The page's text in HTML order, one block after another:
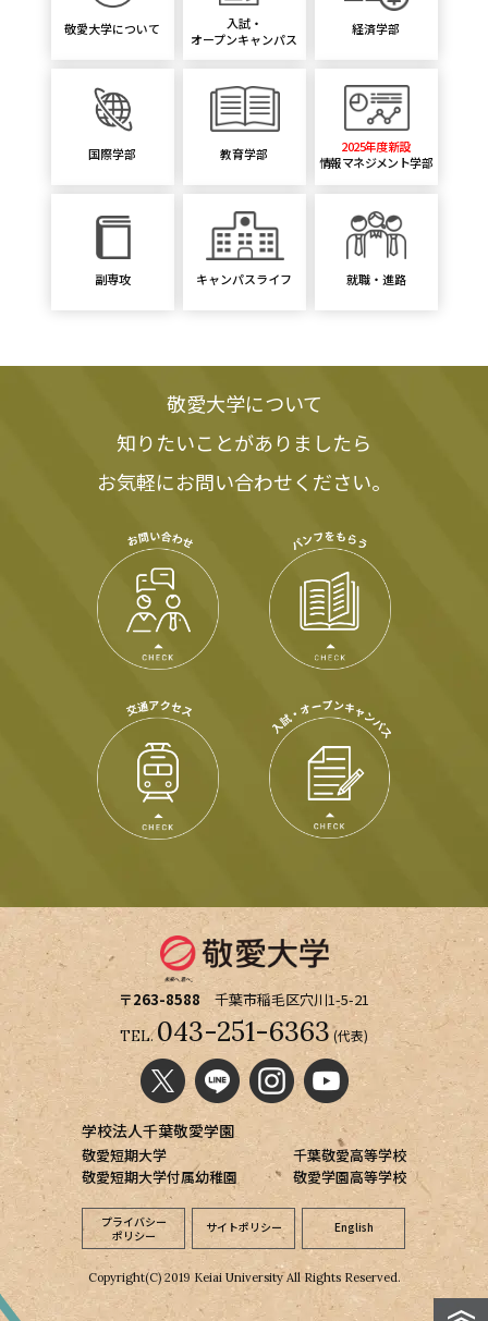
敬愛大学について
入試・
オープンキャンパス
経済学部
国際学部 教育学部
2025年度新設
情報マネジメント学部
副専攻 キャンパスライフ 就職・進路
敬愛大学について
知りたいことがありましたら
お気軽にお問い合わせください。
〒263-8588 千葉市稲毛区穴川1-5-21
TEL. 043-251-6363 (代表)
学校法人千葉敬愛学園
敬愛短期大学
千葉敬愛高等学校
敬愛短期大学付属幼稚園
敬愛学園高等学校
プライバシー
ポリシー
サイトポリシー English
Copyright(C) 2019 Keiai University All Rights Reserved.